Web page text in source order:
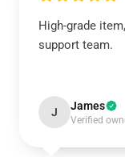
High-grade
support team.
J James
Verified